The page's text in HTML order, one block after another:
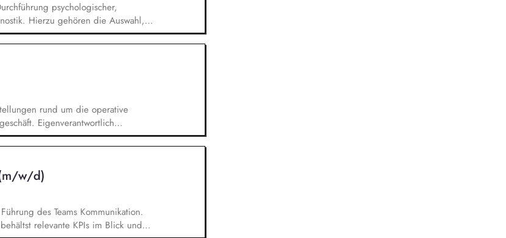
psychologischer,
Hierzu gehören die Auswahl,
Verfahren sowie die
unter Einbezug standardisierter
Beobachtungen und biografischer
Eltern- und Familienarbeit. Diese
Lebenslagen, die
und Paargesprächen.
rund um die operative
Eigenverantwortlich
Weiterentwicklung und
Mit deinem Blick für
in unseren
um. Darüber hinaus planst,
aus.
w/d)
des Teams Kommunikation.
relevante KPIs im Blick und